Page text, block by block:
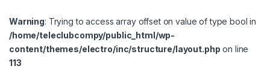
Warning: Trying to access array offset on value of type bool in
/home/teleclubcompy/public_html/wp-
content/themes/electro/inc/structure/layout.php on line
113